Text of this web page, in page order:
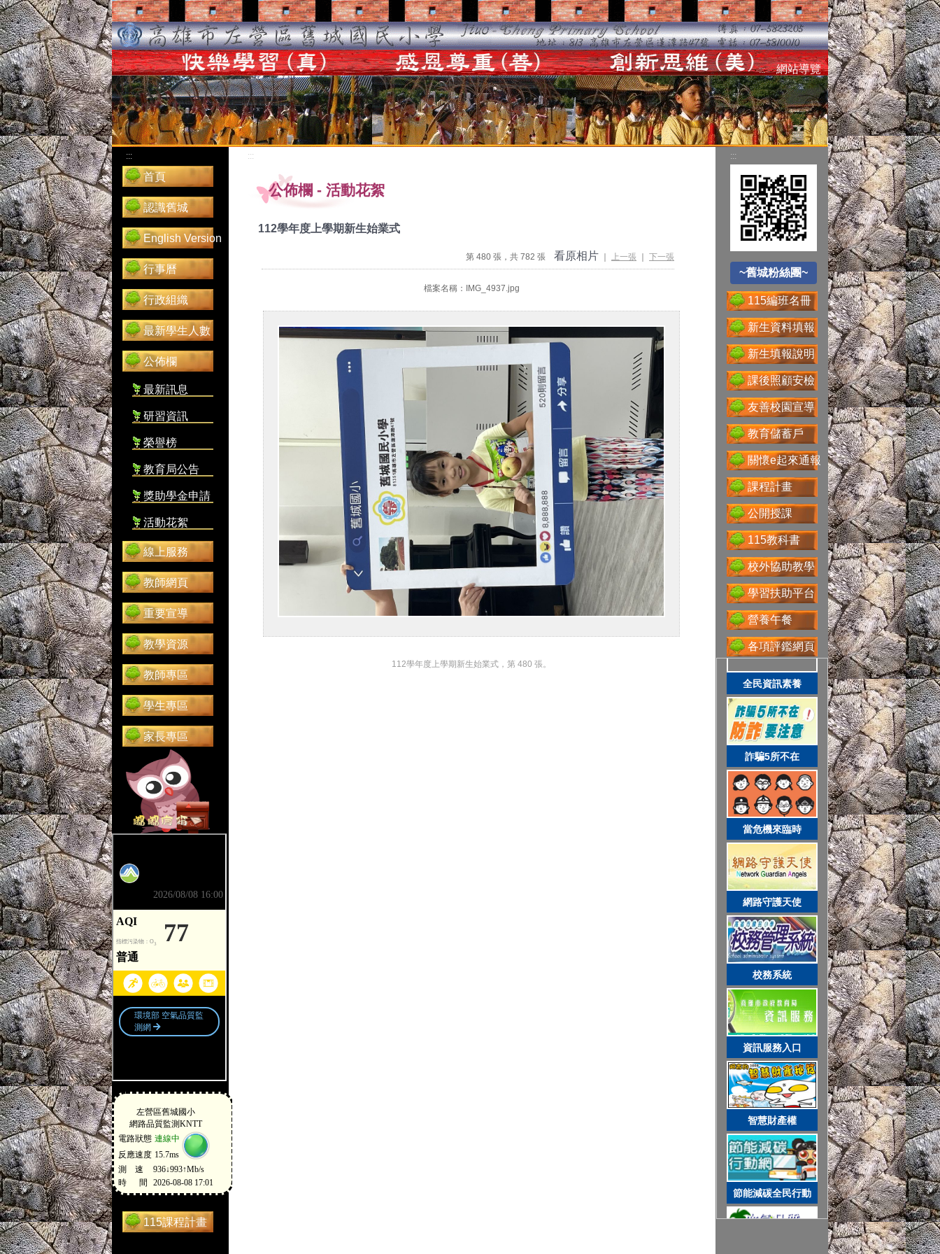
::: 網站導覽
:::
首頁
認識舊城
English Version
行事曆
行政組織
最新學生人數
公佈欄
最新訊息
研習資訊
榮譽榜
教育局公告
獎助學金申請
活動花絮
線上服務
教師網頁
重要宣導
教學資源
教師專區
學生專區
家長專區
115課程計畫
:::
公佈欄 - 活動花絮
112學年度上學期新生始業式
第 480 張，共 782 張 看原相片 上一張 下一張
檔案名稱：IMG_4937.jpg
112學年度上學期新生始業式，第 480 張。
:::
~舊城粉絲團~
~舊城粉絲團~
115編班名冊
新生資料填報
新生填報說明
課後照顧安檢
友善校園宣導
教育儲蓄戶
關懷e起來通報
課程計畫
公開授課
115教科書
校外協助教學
學習扶助平台
營養午餐
各項評鑑網頁
網路守護天使
校務系統
資訊服務入口
智慧財產權
節能減碳全民行動
空氣品質監測站
空氣品質監測站
圓夢助學網
圓夢助學網
遊戲軟體分級制
遊戲軟體分級制
送子鳥資訊服務
Google For
Education
性別主流化專區
科技大觀園
省水好習慣
全民資訊素養
詐騙5所不在
當危機來臨時
網路守護天使
校務系統
資訊服務入口
智慧財產權
節能減碳全民行動